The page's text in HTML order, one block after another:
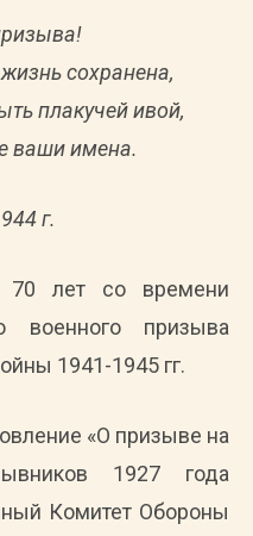
сохранена,
плакучей ивой,
ваши имена.
г.
70 лет со времени
военного призыва
1941-1945 гг.
«О призыве на
1927 года
Комитет Обороны